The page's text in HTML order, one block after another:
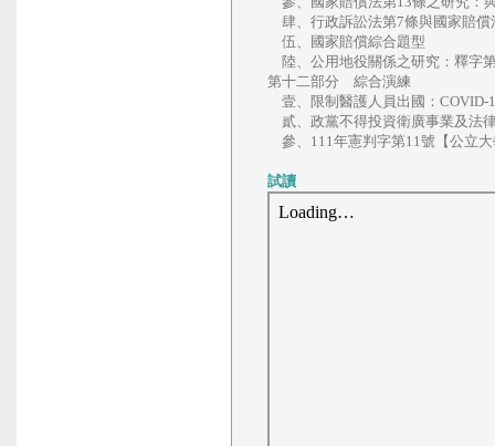
肆、行政訴訟法第7條與國家賠
伍、國家賠償綜合題型
陸、公用地役關係之研究：釋字
第十二部分 綜合演練
壹、限制醫護人員出國：COVID-
貳、政黨不得投資衛廣事業及法
參、111年憲判字第11號【公立
試讀